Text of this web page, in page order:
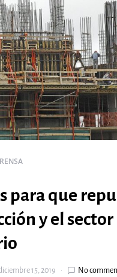
para que
y el sector
15, 2019 No